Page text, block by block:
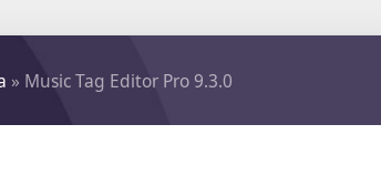
» Music Tag Editor Pro 9.3.0